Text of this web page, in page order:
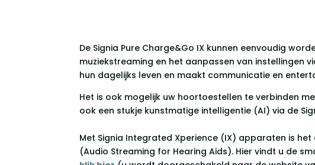
De Signia Pure Charge&Go IX kunnen eenvoudig
muziekstreaming en het aanpassen van instellingen
hun dagelijks leven en maakt communicatie en
Het is ook mogelijk uw hoortoestellen te verbinden
ook een stukje kunstmatige intelligentie (AI) via de
Met Signia Integrated Xperience (IX) apparaten is
(Audio Streaming for Hearing Aids). Hier vindt u de